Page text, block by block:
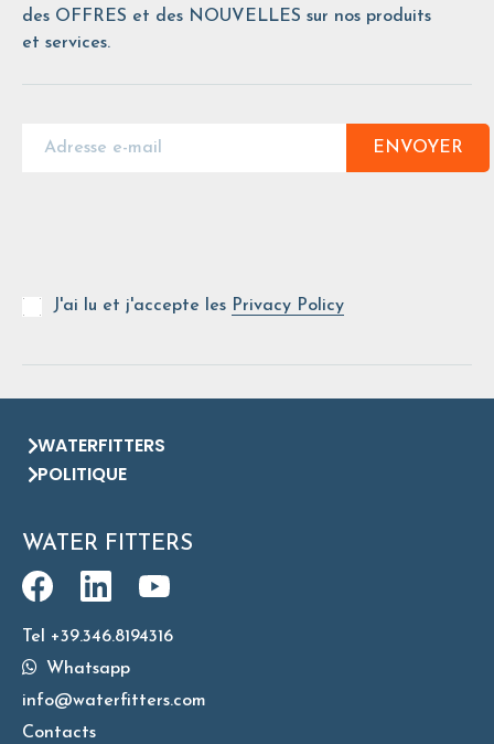
des OFFRES et des NOUVELLES sur nos produits
et services.
ENVOYER
J'ai lu et j'accepte les Privacy Policy
WATERFITTERS
POLITIQUE
WATER FITTERS
Tel +39.346.8194316
Whatsapp
info@waterfitters.com
Contacts